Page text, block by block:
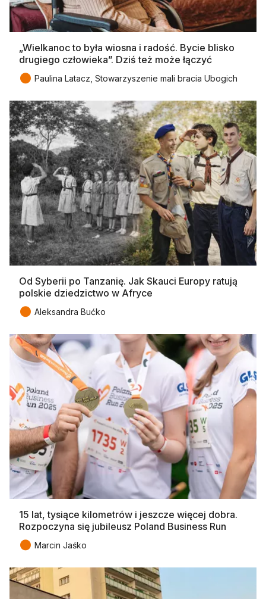
„Wielkanoc to była wiosna i radość. Bycie blisko
drugiego człowieka”. Dziś też może łączyć
● Paulina Latacz, Stowarzyszenie mali bracia Ubogich
Od Syberii po Tanzanię. Jak Skauci Europy ratują
polskie dziedzictwo w Afryce
● Aleksandra Bućko
15 lat, tysiące kilometrów i jeszcze więcej dobra.
Rozpoczyna się jubileusz Poland Business Run
● Marcin Jaśko